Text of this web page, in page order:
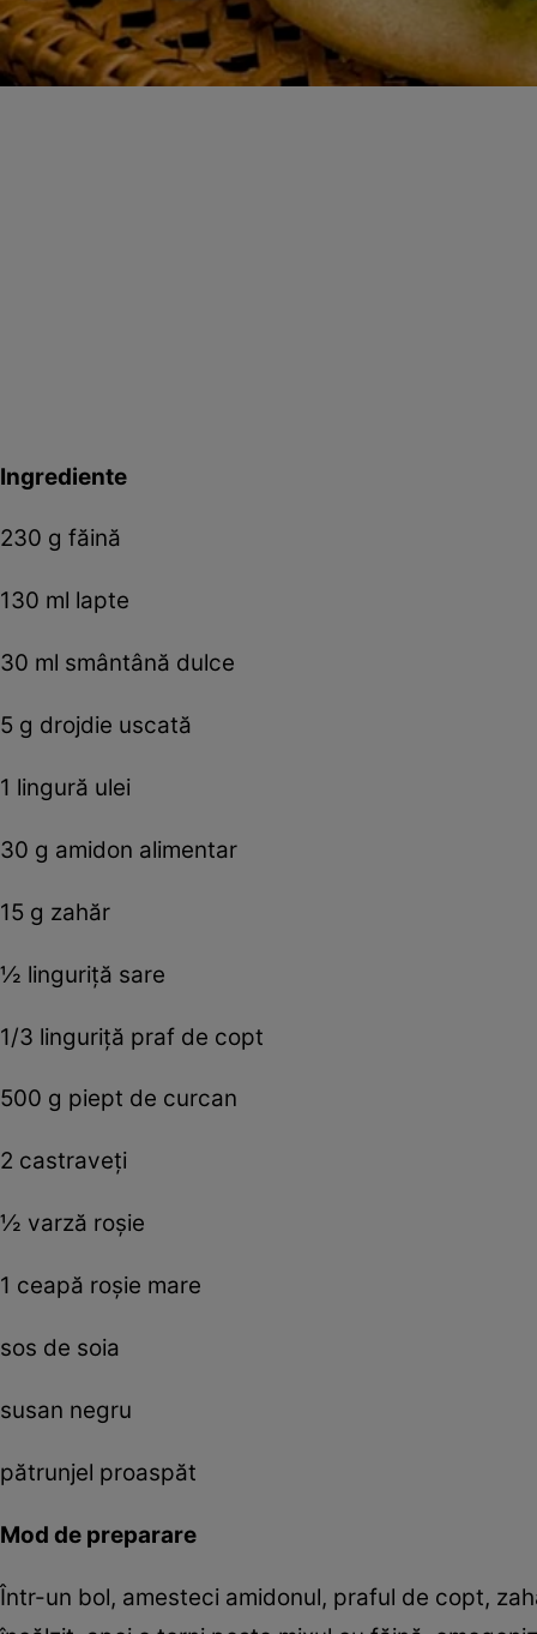
Ingrediente
230 g făină
130 ml lapte
30 ml smântână dulce
5 g drojdie uscată
1 lingură ulei
30 g amidon alimentar
15 g zahăr
½ linguriță sare
1/3 linguriță praf de copt
500 g piept de curcan
2 castraveți
½ varză roșie
1 ceapă roșie mare
sos de soia
susan negru
pătrunjel proaspăt
Mod de preparare
Într-un bol, amesteci amidonul, praful de copt,